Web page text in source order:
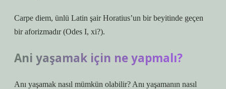
Carpe diem, ünlü Latin şair Horatius’un bir beyitinde geçen
bir aforizmadır (Odes I, xi?).
Ani yaşamak için ne yapmalı?
Anı yaşamak nasıl mümkün olabilir? Anı yaşamanın nasıl